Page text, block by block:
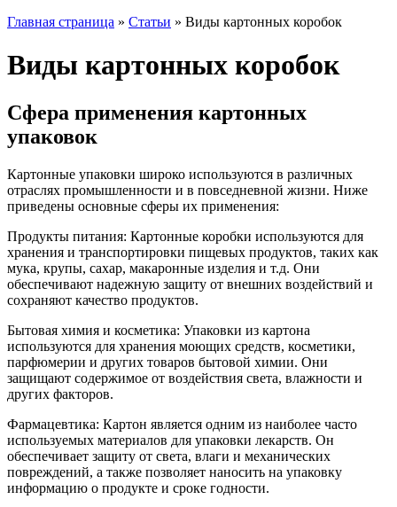
Главная страница » Статьи » Виды картонных коробок
Виды картонных коробок
Сфера применения картонных
упаковок
Картонные упаковки широко используются в различных
отраслях промышленности и в повседневной жизни. Ниже
приведены основные сферы их применения:
Продукты питания: Картонные коробки используются для
хранения и транспортировки пищевых продуктов, таких как
мука, крупы, сахар, макаронные изделия и т.д. Они
обеспечивают надежную защиту от внешних воздействий и
сохраняют качество продуктов.
Бытовая химия и косметика: Упаковки из картона
используются для хранения моющих средств, косметики,
парфюмерии и других товаров бытовой химии. Они
защищают содержимое от воздействия света, влажности и
других факторов.
Фармацевтика: Картон является одним из наиболее часто
используемых материалов для упаковки лекарств. Он
обеспечивает защиту от света, влаги и механических
повреждений, а также позволяет наносить на упаковку
информацию о продукте и сроке годности.